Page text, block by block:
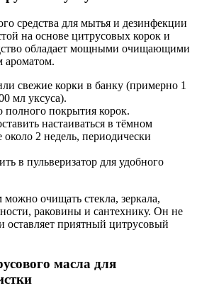
средства для мытья и дезинфекции
на основе цитрусовых корок и
обладает мощными очищающими
свежие корки в банку (примерно 1
мл уксуса).
полного покрытия корок.
настаиваться в тёмном
2 недель, периодически
в пульверизатор для удобного
очищать стекла, зеркала,
раковины и сантехнику. Он не
оставляет приятный цитрусовый
масла для